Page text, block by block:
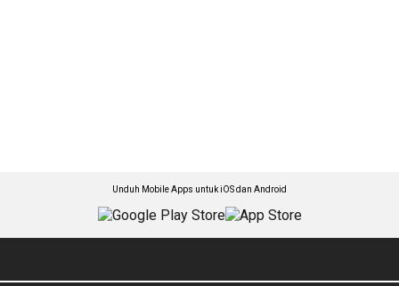
Unduh Mobile Apps untuk iOS dan Android